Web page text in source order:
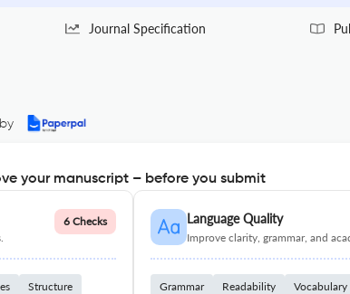
Journal Specification
your manuscript – before you submit
6 Checks
Structure
Language Quality
Improve clarity, grammar, and
Grammar Readability Vocabulary